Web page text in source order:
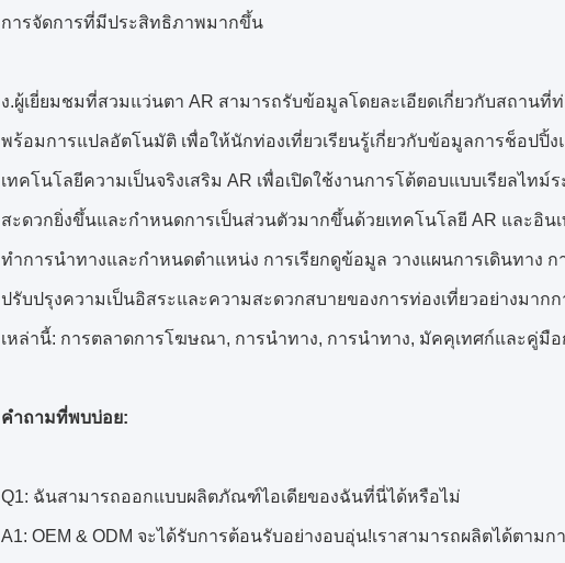
การจัดการที่มีประสิทธิภาพมากขึ้น
ง.ผู้เยี่ยมชมที่สวมแว่นตา AR สามารถรับข้อมูลโดยละเอียดเกี่ยวกับสถานที่
พร้อมการแปลอัตโนมัติ เพื่อให้นักท่องเที่ยวเรียนรู้เกี่ยวกับข้อมูลการช็อปปิ้
เทคโนโลยีความเป็นจริงเสริม AR เพื่อเปิดใช้งานการโต้ตอบแบบเรียลไ
สะดวกยิ่งขึ้นและกำหนดการเป็นส่วนตัวมากขึ้นด้วยเทคโนโลยี AR และอิน
ทำการนำทางและกำหนดตำแหน่ง การเรียกดูข้อมูล วางแผนการเดินทาง
ปรับปรุงความเป็นอิสระและความสะดวกสบายของการท่องเที่ยวอย่างมาก
เหล่านี้: การตลาดการโฆษณา, การนำทาง, การนำทาง, มัคคุเทศก์และคู่มื
คำถามที่พบบ่อย:
Q1: ฉันสามารถออกแบบผลิตภัณฑ์ไอเดียของฉันที่นี่ได้หรือไม่
A1: OEM & ODM จะได้รับการต้อนรับอย่างอบอุ่น!เราสามารถผลิตได้ตาม